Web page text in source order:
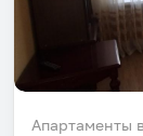
Апартаменты